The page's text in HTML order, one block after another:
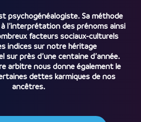
psychogénéalogiste. Sa méthode
à l’interprétation des prénoms ainsi
facteurs sociaux-culturels
indices sur notre héritage
sur près d’une centaine d’année.
arbitre nous donne également le
dettes karmiques de nos
ancêtres.